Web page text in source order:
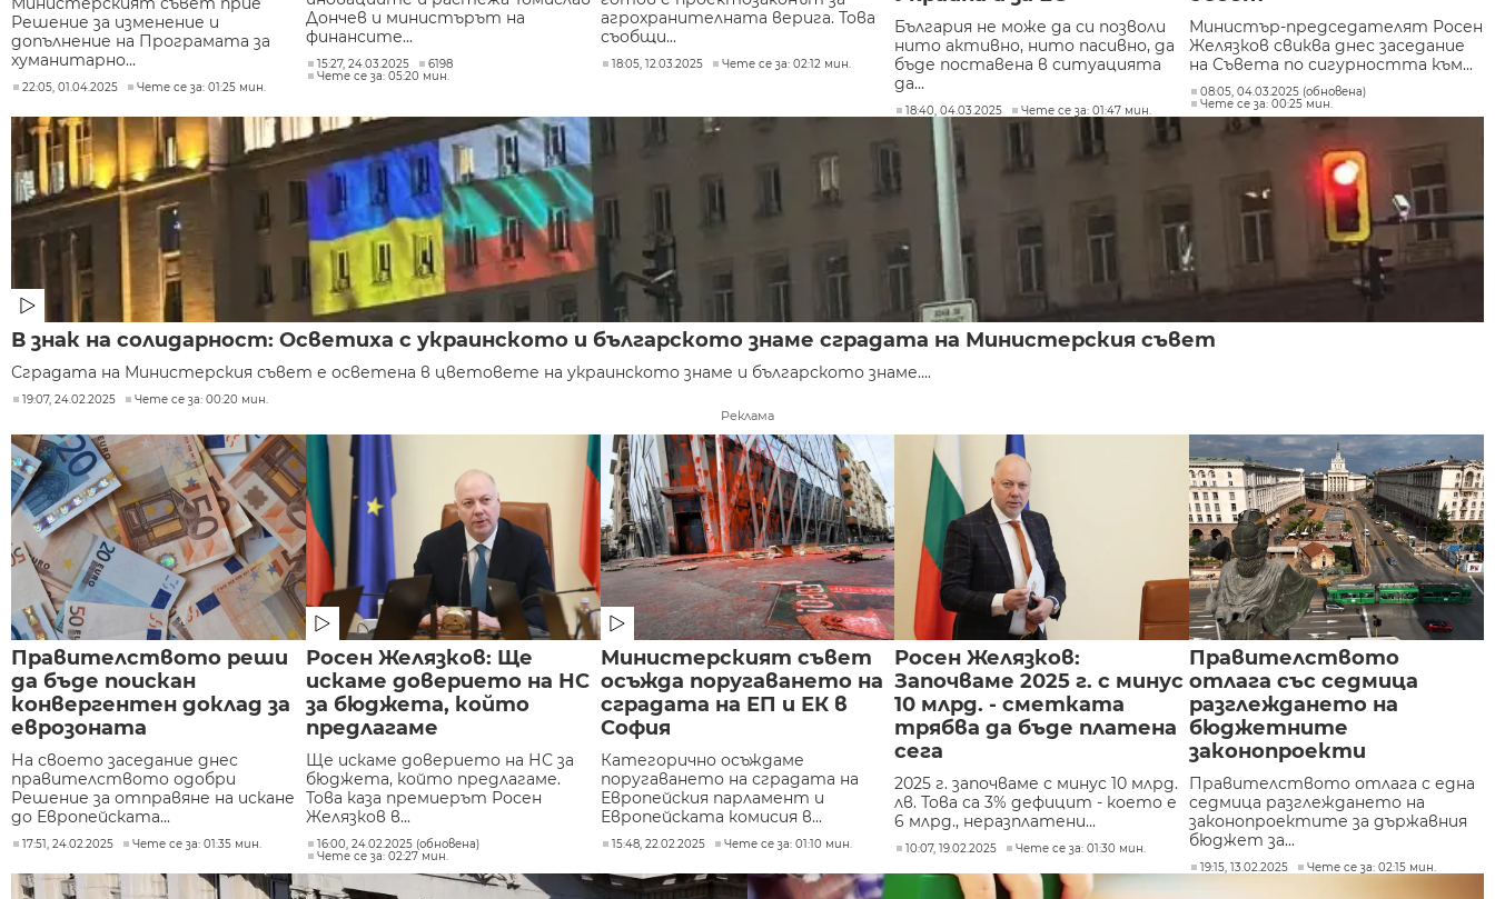
Решение за изменение и
допълнение на Програмата за
хуманитарно...
22:05, 01.04.2025 Чете се за: 01:25 мин.
Дончев и министърът на
финансите...
15:27, 24.03.2025
6198
Чете се за: 05:20 мин.
агрохранителната верига. Това
съобщи...
18:05, 12.03.2025 Чете се за: 02:12 мин.
България не може да си позволи
нито активно, нито пасивно, да
бъде поставена в ситуацията
да...
18:40, 04.03.2025 Чете се за: 01:47 мин.
Министър-председателят Росен
Желязков свиква днес заседание
на Съвета по сигурността към...
08:05, 04.03.2025 (обновена)
Чете се за: 00:25 мин.
В знак на солидарност: Осветиха с украинското и българското знаме сградата на Министерския съвет
Сградата на Министерския съвет е осветена в цветовете на украинското знаме и българското знаме....
19:07, 24.02.2025 Чете се за: 00:20 мин.
Реклама
Правителството реши
да бъде поискан
конвергентен доклад за
еврозоната
На своето заседание днес
правителството одобри
Решение за отправяне на искане
до Европейската...
17:51, 24.02.2025 Чете се за: 01:35 мин.
Росен Желязков: Ще
искаме доверието на НС
за бюджета, който
предлагаме
Ще искаме доверието на НС за
бюджета, който предлагаме.
Това каза премиерът Росен
Желязков в...
16:00, 24.02.2025 (обновена)
Чете се за: 02:27 мин.
Министерският съвет
осъжда поругаването на
сградата на ЕП и ЕК в
София
Категорично осъждаме
поругаването на сградата на
Европейския парламент и
Европейската комисия в...
15:48, 22.02.2025 Чете се за: 01:10 мин.
Росен Желязков:
Започваме 2025 г. с минус
10 млрд. - сметката
трябва да бъде платена
сега
2025 г. започваме с минус 10 млрд.
лв. Това са 3% дефицит - което е
6 млрд., неразплатени...
10:07, 19.02.2025 Чете се за: 01:30 мин.
Правителството
отлага със седмица
разглеждането на
бюджетните
законопроекти
Правителството отлага с една
седмица разглеждането на
законопроектите за държавния
бюджет за...
19:15, 13.02.2025 Чете се за: 02:15 мин.